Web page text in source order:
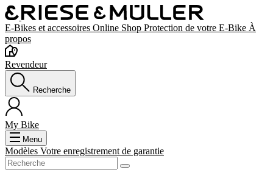
E-Bikes et accessoires Online Shop Protection de votre E-Bike À
propos
Revendeur
Recherche
My Bike
Menu
Modèles Votre enregistrement de garantie